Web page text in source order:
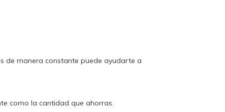
de manera constante puede ayudarte a
como la cantidad que ahorras.